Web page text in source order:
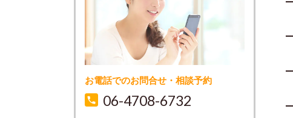
お電話でのお問合せ・相談予約
06-4708-6732